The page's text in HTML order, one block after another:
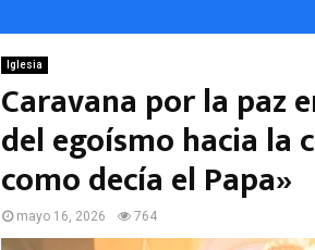
Iglesia
Caravana por la paz
del egoísmo hacia la
como decía el Papa»
mayo 16, 2026 764